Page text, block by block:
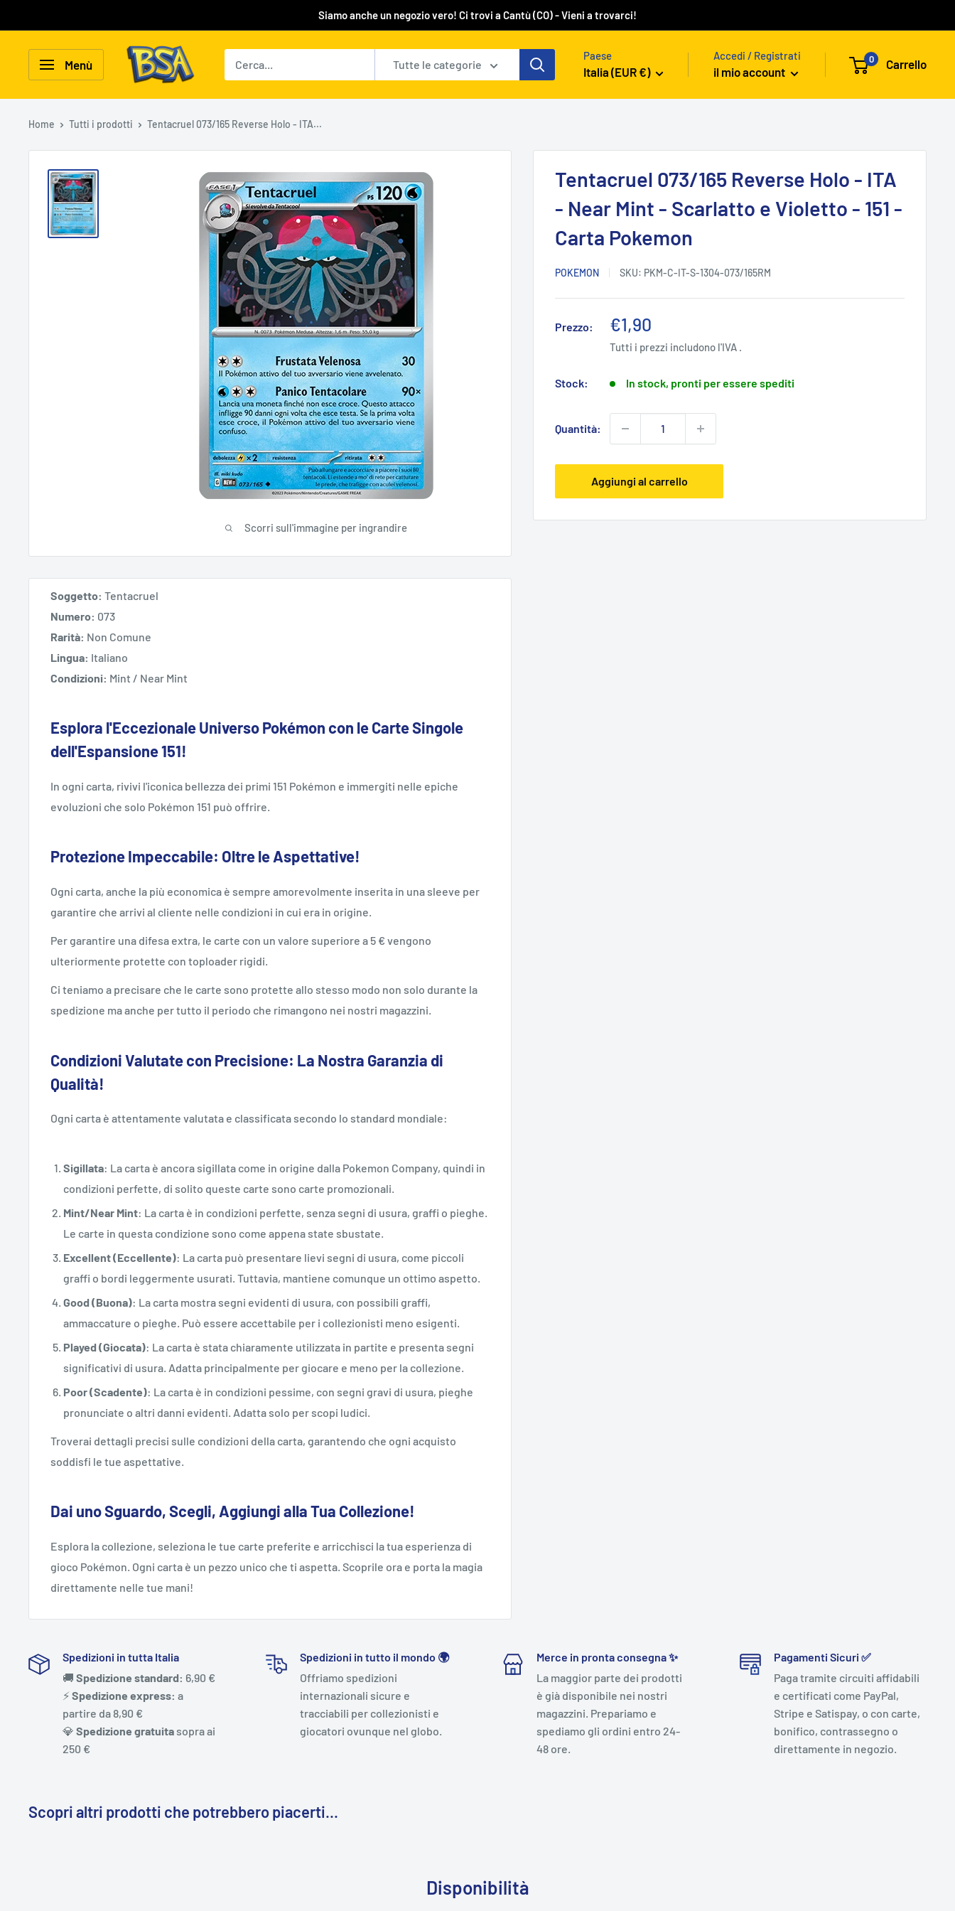
al
contenuto
Siamo anche un negozio vero! Ci trovi a Cantù (CO) - Vieni a trovarci!
Menù
BSA
Carte
Collezionabili
Tutte le categorie
Paese
Italia (EUR €)
Accedi / Registrati
il mio account
0 Carrello
Home Tutti i prodotti Tentacruel 073/165 Reverse Holo - ITA...
Scorri sull'immagine per ingrandire
Tentacruel 073/165 Reverse Holo - ITA
- Near Mint - Scarlatto e Violetto - 151 -
Carta Pokemon
POKEMON SKU: PKM-C-IT-S-1304-073/165RM
Prezzo:
Prezzo
scontato
€1,90
Tutti i prezzi includono l'IVA .
Stock: In stock, pronti per essere spediti
Quantità:
Aggiungi al carrello
Soggetto: Tentacruel
Numero: 073
Rarità: Non Comune
Lingua: Italiano
Condizioni: Mint / Near Mint
Esplora l'Eccezionale Universo Pokémon con le Carte Singole
dell'Espansione 151!
In ogni carta, rivivi l'iconica bellezza dei primi 151 Pokémon e immergiti nelle epiche
evoluzioni che solo Pokémon 151 può offrire.
Protezione Impeccabile: Oltre le Aspettative!
Ogni carta, anche la più economica è sempre amorevolmente inserita in una sleeve per
garantire che arrivi al cliente nelle condizioni in cui era in origine.
Per garantire una difesa extra, le carte con un valore superiore a 5 € vengono
ulteriormente protette con toploader rigidi.
Ci teniamo a precisare che le carte sono protette allo stesso modo non solo durante la
spedizione ma anche per tutto il periodo che rimangono nei nostri magazzini.
Condizioni Valutate con Precisione: La Nostra Garanzia di
Qualità!
Ogni carta è attentamente valutata e classificata secondo lo standard mondiale:
Sigillata: La carta è ancora sigillata come in origine dalla Pokemon Company, quindi in
condizioni perfette, di solito queste carte sono carte promozionali.
Mint/Near Mint: La carta è in condizioni perfette, senza segni di usura, graffi o pieghe.
Le carte in questa condizione sono come appena state sbustate.
Excellent (Eccellente): La carta può presentare lievi segni di usura, come piccoli
graffi o bordi leggermente usurati. Tuttavia, mantiene comunque un ottimo aspetto.
Good (Buona): La carta mostra segni evidenti di usura, con possibili graffi,
ammaccature o pieghe. Può essere accettabile per i collezionisti meno esigenti.
Played (Giocata): La carta è stata chiaramente utilizzata in partite e presenta segni
significativi di usura. Adatta principalmente per giocare e meno per la collezione.
Poor (Scadente): La carta è in condizioni pessime, con segni gravi di usura, pieghe
pronunciate o altri danni evidenti. Adatta solo per scopi ludici.
Troverai dettagli precisi sulle condizioni della carta, garantendo che ogni acquisto
soddisfi le tue aspettative.
Dai uno Sguardo, Scegli, Aggiungi alla Tua Collezione!
Esplora la collezione, seleziona le tue carte preferite e arricchisci la tua esperienza di
gioco Pokémon. Ogni carta è un pezzo unico che ti aspetta. Scoprile ora e porta la magia
direttamente nelle tue mani!
Spedizioni in tutta Italia
🚚 Spedizione standard: 6,90 €
⚡️Spedizione express: a
partire da 8,90 €
💎 Spedizione gratuita sopra ai
250 €
Spedizioni in tutto il mondo 🌍
Offriamo spedizioni
internazionali sicure e
tracciabili per collezionisti e
giocatori ovunque nel globo.
Merce in pronta consegna ✨
La maggior parte dei prodotti
è già disponibile nei nostri
magazzini. Prepariamo e
spediamo gli ordini entro 24-
48 ore.
Pagamenti Sicuri ✅
Paga tramite circuiti affidabili
e certificati come PayPal,
Stripe e Satispay, o con carte,
bonifico, contrassegno o
direttamente in negozio.
Scopri altri prodotti che potrebbero piacerti...
Disponibilità